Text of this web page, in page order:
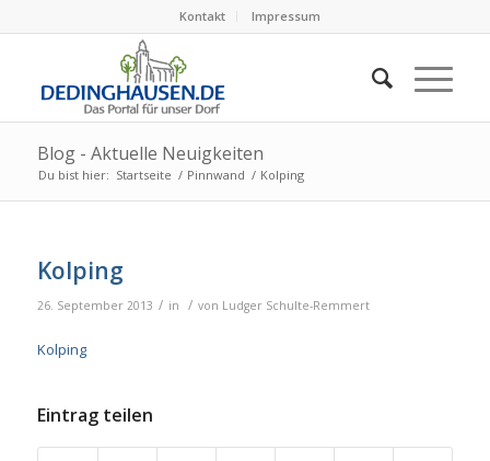
Kontakt Impressum
Blog - Aktuelle Neuigkeiten
Du bist hier: Startseite / Pinnwand / Kolping
Kolping
26. September 2013 / in / von Ludger Schulte-Remmert
Kolping
Eintrag teilen